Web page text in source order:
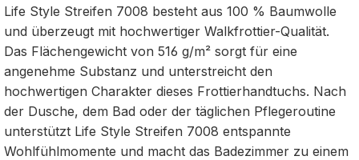
Life Style Streifen 7008 besteht aus 100 % Baumwolle
und überzeugt mit hochwertiger Walkfrottier-Qualität.
Das Flächengewicht von 516 g/m² sorgt für eine
angenehme Substanz und unterstreicht den
hochwertigen Charakter dieses Frottierhandtuchs. Nach
der Dusche, dem Bad oder der täglichen Pflegeroutine
unterstützt Life Style Streifen 7008 entspannte
Wohlfühlmomente und macht das Badezimmer zu einem